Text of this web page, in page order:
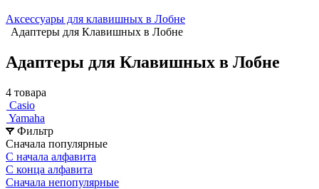
Аксессуары для клавишных в Лобне
Адаптеры для Клавишных в Лобне
Адаптеры для Клавишных в Лобне
4 товара
Casio
Yamaha
Фильтр
Сначала популярные
С начала алфавита
С конца алфавита
Сначала непопулярные